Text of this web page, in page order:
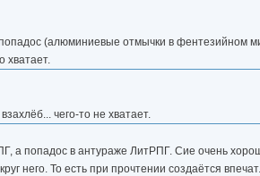
(алюминиевые отмычки в фентезийном
хватает.
чего-то не хватает.
а попадос в антураже ЛитРПГ. Сие очень
него. То есть при прочтении создаётся